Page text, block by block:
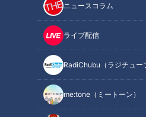
ニュースコラム
ライブ配信
RadiChubu（ラジチュー
me:tone（ミートーン）
「卵サラダのピザトースト」の
作り方【キユーピー３分クッキ